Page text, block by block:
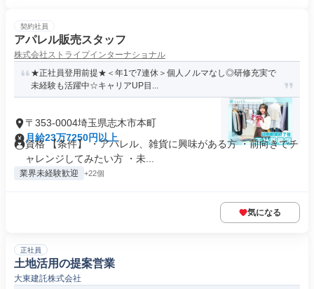
契約社員
アパレル販売スタッフ
株式会社ストライプインターナショナル
★正社員登用前提★＜年1で7連休＞個人ノルマなし◎研修充実で
未経験も活躍中☆キャリアUP目...
〒353-0004埼玉県志木市本町
月給23万7250円以上
資格 【条件】 ・アパレル、雑貨に興味がある方 ・前向きでチ
ャレンジしてみたい方 ・未...
業界未経験歓迎 +22個
気になる
正社員
土地活用の提案営業
大東建託株式会社